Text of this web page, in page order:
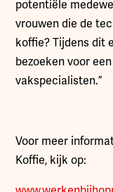
potentiële
vrouwen die de
koffie? Tijdens dit
bezoeken voor
vakspecialisten.”
Voor meer
Koffie, kijk op: